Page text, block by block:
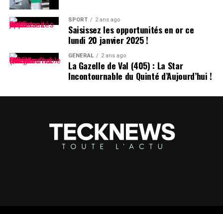
SPORT 2 ans ago
Saisissez les opportunités en or ce
lundi 20 janvier 2025 !
GÉNÉRAL 2 ans ago
La Gazelle de Val (405) : La Star
Incontournable du Quinté d’Aujourd’hui !